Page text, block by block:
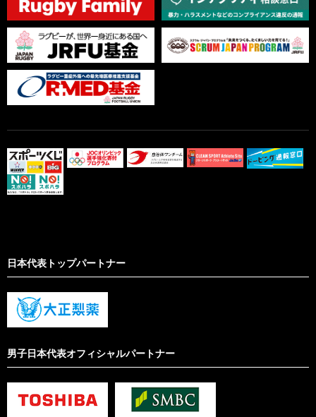
日本代表トップパートナー
男子日本代表オフィシャルパートナー